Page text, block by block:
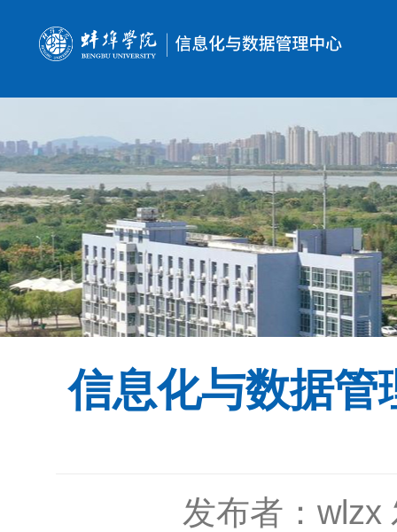
信息化与数据管
发布者：wlzx